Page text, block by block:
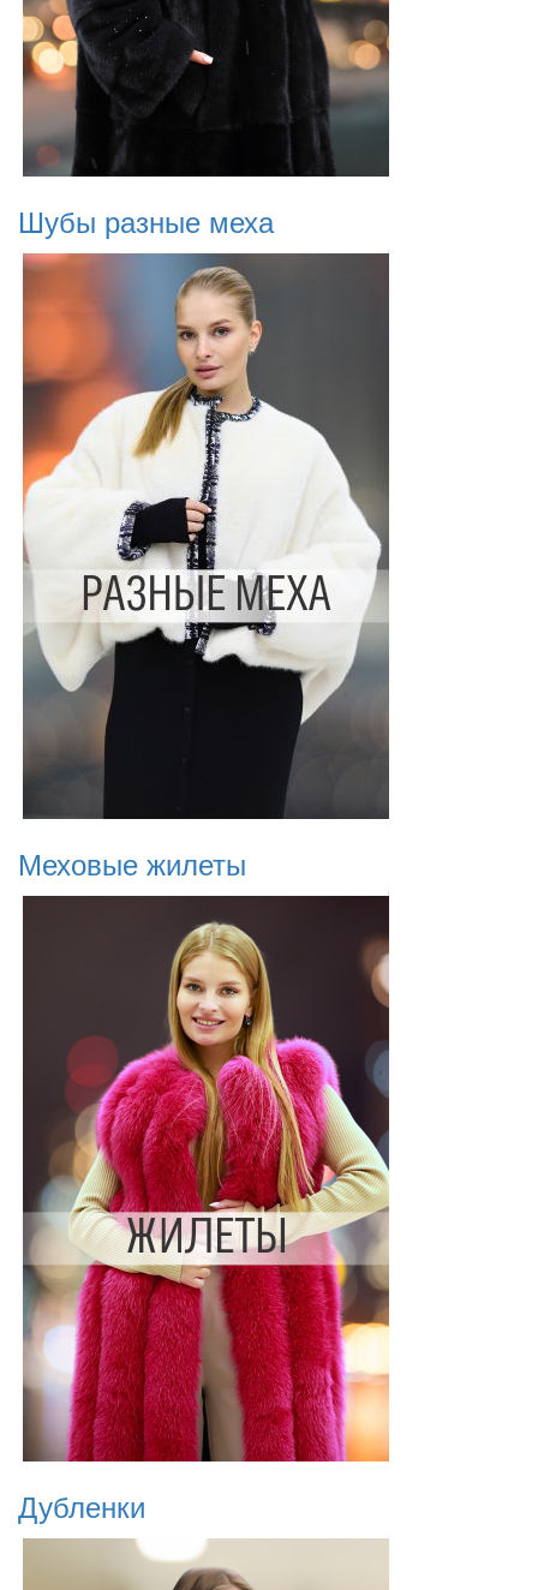
Шубы разные меха
Меховые жилеты
Дубленки